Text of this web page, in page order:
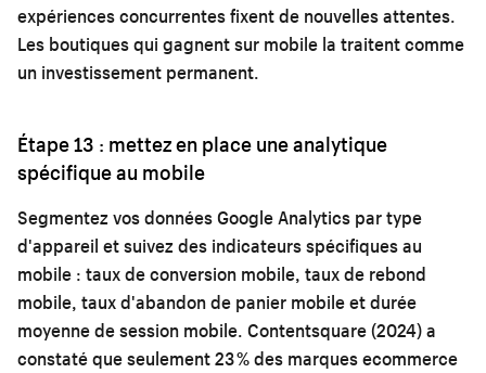
expériences concurrentes fixent de nouvelles attentes.
Les boutiques qui gagnent sur mobile la traitent comme
un investissement permanent.
Étape 13 : mettez en place une analytique
spécifique au mobile
Segmentez vos données Google Analytics par type
d'appareil et suivez des indicateurs spécifiques au
mobile : taux de conversion mobile, taux de rebond
mobile, taux d'abandon de panier mobile et durée
moyenne de session mobile. Contentsquare (2024) a
constaté que seulement 23 % des marques ecommerce